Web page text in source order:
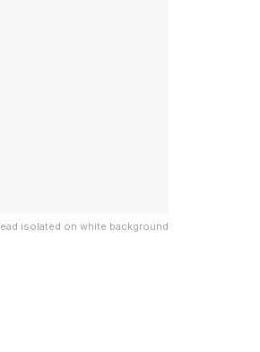
isolated on white background